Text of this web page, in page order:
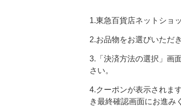
1.東急百貨店ネットショ
2.お品物をお選びいただ
3.「決済方法の選択」画
さい。
4.クーポンが表示されま
き最終確認画面にお進み